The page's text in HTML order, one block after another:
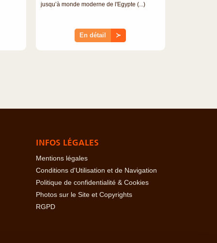
jusqu’à monde moderne de l'Egypte (...)
En détail ≻
INFOS LÉGALES
Mentions légales
Conditions d'Utilisation et de Navigation
Politique de confidentialité & Cookies
Photos sur le Site et Copyrights
RGPD